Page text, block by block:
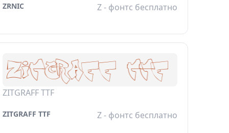
ZRNIC Z - фонтс бесплатно
ZITGRAFF TTF
ZITGRAFF TTF Z - фонтс бесплатно